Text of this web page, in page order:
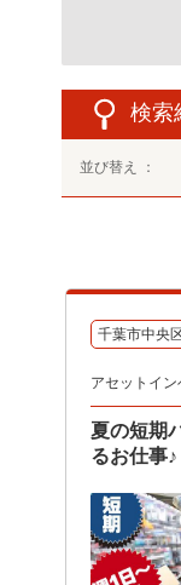
検索
並び替え ：
千葉市中央
アセットイ
夏の短期
るお仕事♪